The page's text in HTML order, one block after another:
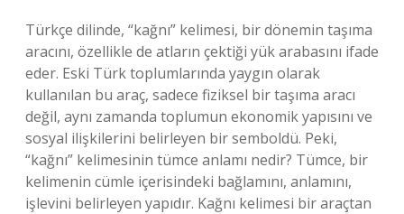
Türkçe dilinde, “kağnı” kelimesi, bir dönemin taşıma
aracını, özellikle de atların çektiği yük arabasını ifade
eder. Eski Türk toplumlarında yaygın olarak
kullanılan bu araç, sadece fiziksel bir taşıma aracı
değil, aynı zamanda toplumun ekonomik yapısını ve
sosyal ilişkilerini belirleyen bir semboldü. Peki,
“kağnı” kelimesinin tümce anlamı nedir? Tümce, bir
kelimenin cümle içerisindeki bağlamını, anlamını,
işlevini belirleyen yapıdır. Kağnı kelimesi bir araçtan